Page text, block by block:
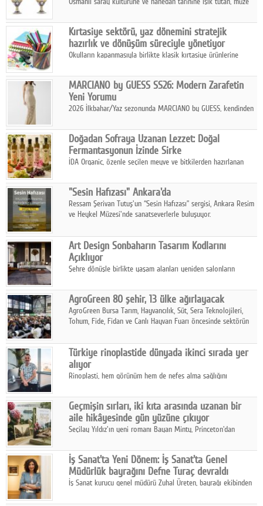
Ağustos'ta Arthill Müzecilik'in düzenleyeceği özel müzayedede
koleksiyonerlerle buluşuyor
Kırtasiye sektörü, yaz dönemini stratejik
hazırlık ve dönüşüm süreciyle yönetiyor
Okulların kapanmasıyla birlikte klasik kırtasiye ürünlerine
sanat ve eğitici aktivite ürünleriyle dinamik bir biçimde
geçiriyor.
MARCIANO by GUESS SS26: Modern Zarafetin
Yeni Yorumu
2026 İlkbahar/Yaz sezonunda MARCIANO by GUESS, kendinden
Doğadan Sofraya Uzanan Lezzet: Doğal
Fermantasyonun İzinde Sirke
İDA Organic, özenle seçilen meyve ve bitkilerden hazırlanan
sofralarına taşıyor.
"Sesin Hafızası" Ankara'da
Ressam Şerivan Tutuş'un “Sesin Hafızası” sergisi, Ankara Resim
ve Heykel Müzesi'nde sanatseverlerle buluşuyor.
Art Design Sonbaharın Tasarım Kodlarını
Açıklıyor
Şehre dönüşle birlikte yaşam alanları yeniden salonların
sonbaharın tasarım kodlarını açıklıyor.
AgroGreen 80 şehir, 13 ülke ağırlayacak
AgroGreen Bursa Tarım, Hayvancılık, Süt, Sera Teknolojileri,
Tohum, Fide, Fidan ve Canlı Hayvan Fuarı öncesinde sektörün
Türkiye rinoplastide dünyada ikinci sırada yer
alıyor
Rinoplasti, hem görünüm hem de nefes alma sağlığını
biri konumunda.
Geçmişin sırları, iki kıta arasında uzanan bir
aile hikâyesinde gün yüzüne çıkıyor
Seçilay Yıldız'ın yeni romanı Bayan Minty, Princeton'dan
katmanlı bir aile hikâyesi anlatıyor.
İş Sanat'ta Yeni Dönem: İş Sanat'ta Genel
Müdürlük bayrağını Defne Turaç devraldı
İş Sanat kurucu genel müdürü Zuhal Üreten, bayrağı ekibinden